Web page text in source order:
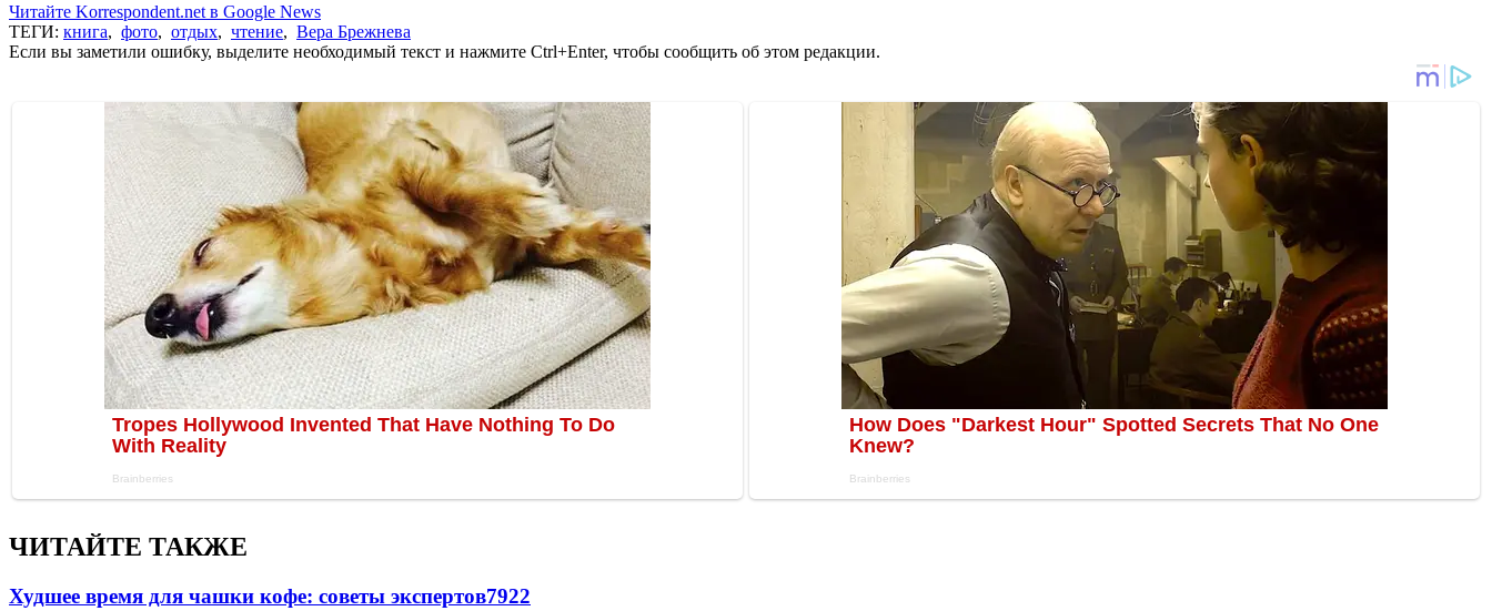
Читайте Korrespondent.net в Google News
ТЕГИ: книга, фото, отдых, чтение, Вера Брежнева
Если вы заметили ошибку, выделите необходимый текст и нажмите Ctrl+Enter, чтобы сообщить об этом редакции.
ЧИТАЙТЕ ТАКЖЕ
Худшее время для чашки кофе: советы экспертов7922